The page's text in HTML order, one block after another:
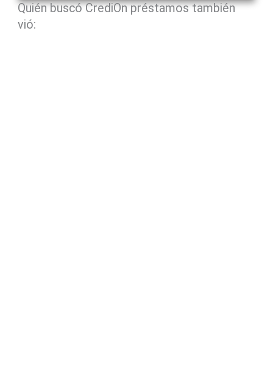
Quién buscó CrediOn préstamos también
vió: